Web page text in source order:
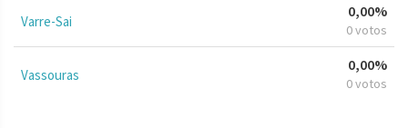
Varre-Sai
0,00%
0 votos
Vassouras
0,00%
0 votos